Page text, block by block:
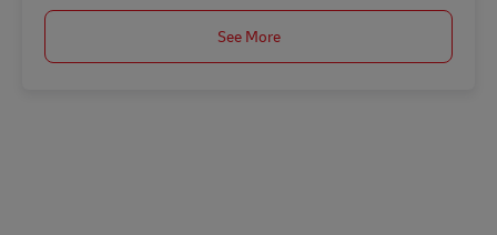
See More